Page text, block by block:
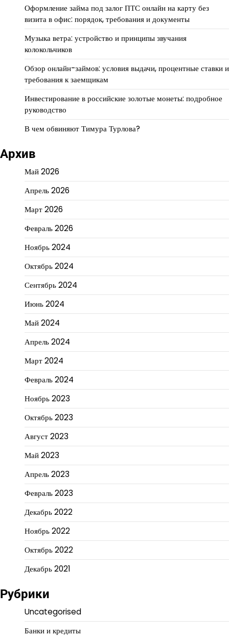
Оформление займа под залог ПТС онлайн на карту без
визита в офис: порядок, требования и документы
Музыка ветра: устройство и принципы звучания
колокольчиков
Обзор онлайн-займов: условия выдачи, процентные ставки и
требования к заемщикам
Инвестирование в российские золотые монеты: подробное
руководство
В чем обвиняют Тимура Турлова?
Архив
Май 2026
Апрель 2026
Март 2026
Февраль 2026
Ноябрь 2024
Октябрь 2024
Сентябрь 2024
Июнь 2024
Май 2024
Апрель 2024
Март 2024
Февраль 2024
Ноябрь 2023
Октябрь 2023
Август 2023
Май 2023
Апрель 2023
Февраль 2023
Декабрь 2022
Ноябрь 2022
Октябрь 2022
Декабрь 2021
Рубрики
Uncategorised
Банки и кредиты